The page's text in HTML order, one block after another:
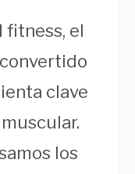
fitness, el
clave
los